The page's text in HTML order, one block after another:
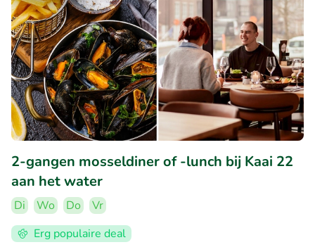
2-gangen mosseldiner of -lunch bij Kaai 22
aan het water
Di Wo Do
Vr
Erg populaire deal